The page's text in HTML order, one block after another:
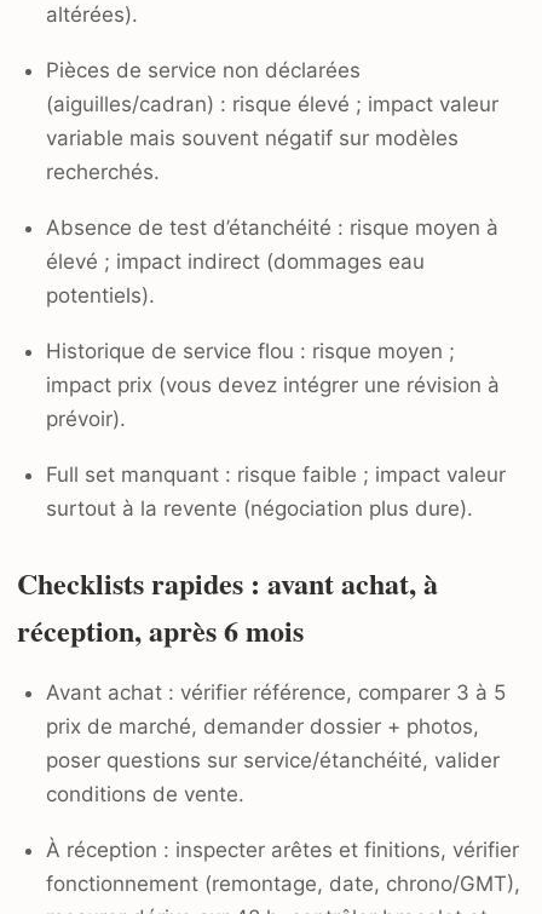
altérées).
Pièces de service non déclarées
(aiguilles/cadran) : risque élevé ; impact valeur
variable mais souvent négatif sur modèles
recherchés.
Absence de test d’étanchéité : risque moyen à
élevé ; impact indirect (dommages eau
potentiels).
Historique de service flou : risque moyen ;
impact prix (vous devez intégrer une révision à
prévoir).
Full set manquant : risque faible ; impact valeur
surtout à la revente (négociation plus dure).
Checklists rapides : avant achat, à
réception, après 6 mois
Avant achat : vérifier référence, comparer 3 à 5
prix de marché, demander dossier + photos,
poser questions sur service/étanchéité, valider
conditions de vente.
À réception : inspecter arêtes et finitions, vérifier
fonctionnement (remontage, date, chrono/GMT),